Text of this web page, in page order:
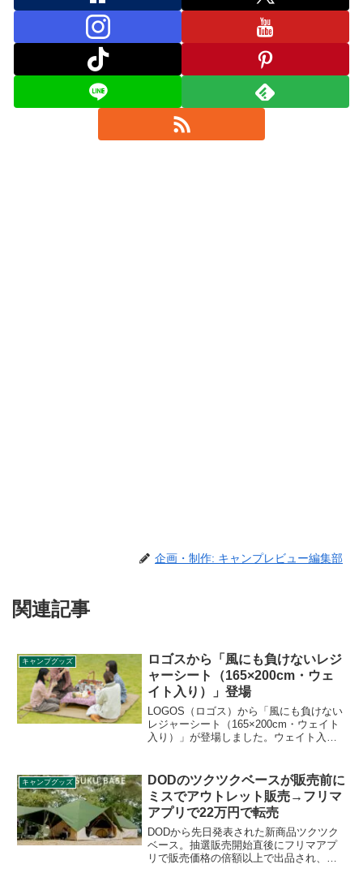
企画・制作: キャンプレビュー編集部
関連記事
キャンプグッズ
ロゴスから「風にも負けないレジ
ャーシート（165×200cm・ウェ
イト入り）」登場
LOGOS（ロゴス）から「風にも負けない
レジャーシート（165×200cm・ウェイト
入り）」が登場しました。ウェイト入り
を置く必要がなく、風でめくれにくいの
が特徴です。詳細をレビューします。
キャンプグッズ
DODのツクツクベースが販売前に
ミスでアウトレット販売→フリマ
アプリで22万円で転売
DODから先日発表された新商品ツクツク
ベース。抽選販売開始直後にフリマアプ
リで販売価格の倍額以上で出品され、ソ